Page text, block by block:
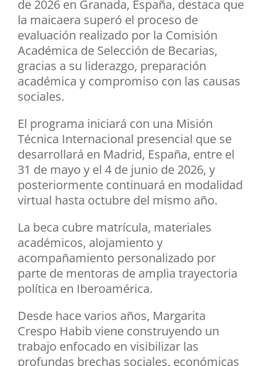
de 2026 en Granada, España, destaca que
la maicaera superó el proceso de
evaluación realizado por la Comisión
Académica de Selección de Becarias,
gracias a su liderazgo, preparación
académica y compromiso con las causas
sociales.
El programa iniciará con una Misión
Técnica Internacional presencial que se
desarrollará en Madrid, España, entre el
31 de mayo y el 4 de junio de 2026, y
posteriormente continuará en modalidad
virtual hasta octubre del mismo año.
La beca cubre matrícula, materiales
académicos, alojamiento y
acompañamiento personalizado por
parte de mentoras de amplia trayectoria
política en Iberoamérica.
Desde hace varios años, Margarita
Crespo Habib viene construyendo un
trabajo enfocado en visibilizar las
profundas brechas sociales, económicas